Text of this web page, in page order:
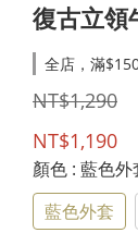
復古立領
全店，滿
NT$1,290
NT$1,190
顏色 : 藍色外
藍色外套